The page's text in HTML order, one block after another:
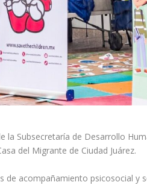
la Subsecretaría de Desarrollo
del Migrante de Ciudad Juárez.
de acompañamiento psicosocial y